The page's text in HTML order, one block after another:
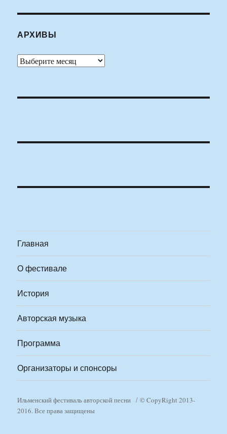
АРХИВЫ
Архивы
Главная
О фестивале
История
Авторская музыка
Программа
Организаторы и спонсоры
Ильменский фестиваль авторской песни
© CopyRight 2013-
2016. Все права защищены